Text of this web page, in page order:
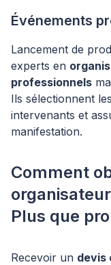
Événements
Lancement de
experts en
professionnels
Ils sélectionnent
intervenants et
manifestation.
Comment
Plus que pro
Recevoir un devis